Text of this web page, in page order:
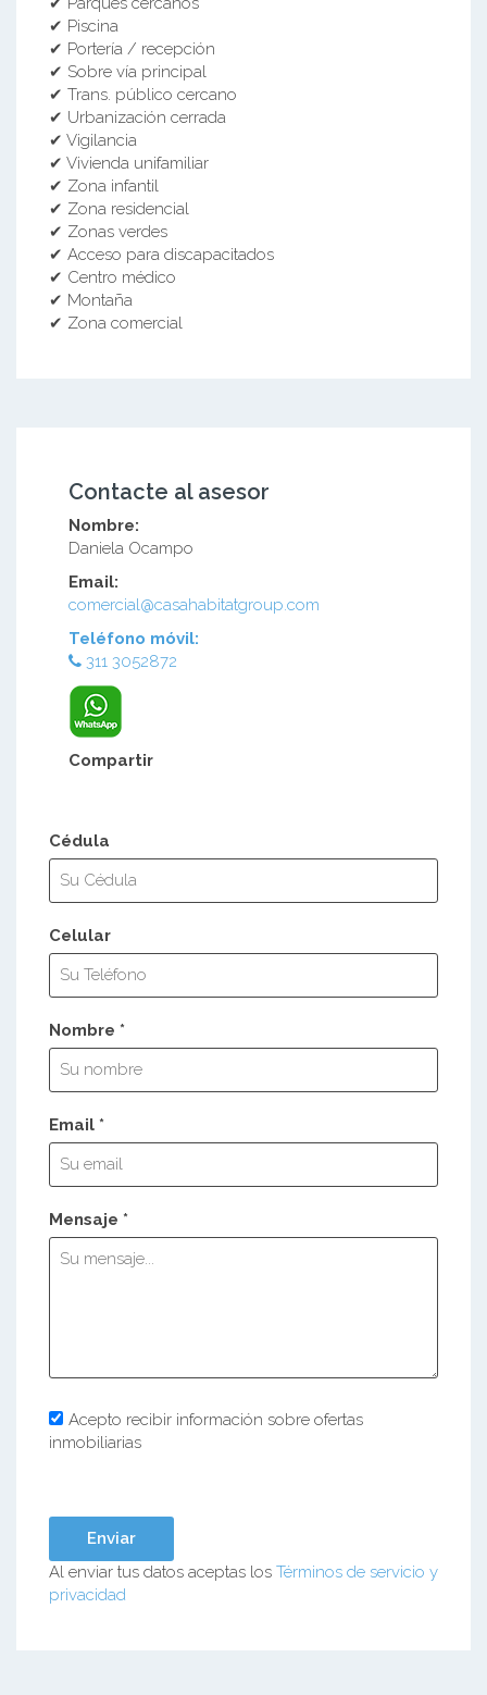
✔ Piscina
✔ Portería / recepción
✔ Sobre vía principal
✔ Trans. público cercano
✔ Urbanización cerrada
✔ Vigilancia
✔ Vivienda unifamiliar
✔ Zona infantil
✔ Zona residencial
✔ Zonas verdes
✔ Acceso para discapacitados
✔ Centro médico
✔ Montaña
✔ Zona comercial
Contacte al asesor
Nombre:
Daniela Ocampo
Email:
comercial@casahabitatgroup.com
Teléfono móvil:
311 3052872
Compartir
Cédula
Celular
Nombre *
Email *
Mensaje *
Acepto recibir información sobre ofertas
inmobiliarias
Al enviar tus datos aceptas los Términos de servicio y
privacidad